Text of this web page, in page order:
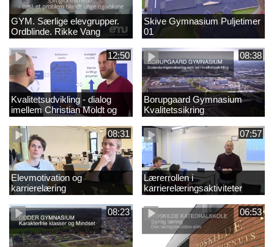
GYM. Særlige elevgrupper.
Ordblinde. Rikke Vang
Skive Gymnasium Puljetimer
01
12:50
Kvalitetsudvikling - dialog
imellem Christian Moldt og
Dennis Hellegaard
08:38
Borupgaard Gymnasium
Kvalitetssikring
08:31
Elevmotivation og
karrierelæring
07:57
Lærerrollen i
karrierelæringsaktiviteter
08:23 06:53